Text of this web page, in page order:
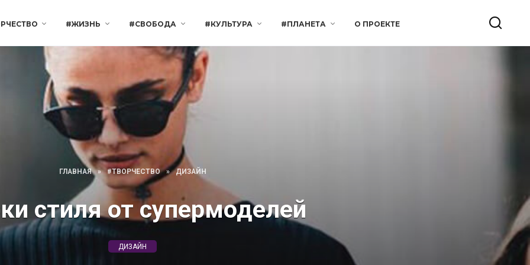
#ЖИЗНЬ #СВОБОДА #КУЛЬТУРА #ПЛАНЕТА О ПРОЕКТЕ
ГЛАВНАЯ » #ТВОРЧЕСТВО » ДИЗАЙН
стиля от супермоделей
ДИЗАЙН